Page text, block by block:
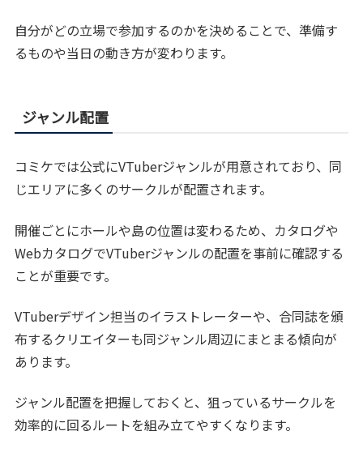
自分がどの立場で参加するのかを決めることで、準備す
るものや当日の動き方が変わります。
ジャンル配置
コミケでは公式にVTuberジャンルが用意されており、同
じエリアに多くのサークルが配置されます。
開催ごとにホールや島の位置は変わるため、カタログや
WebカタログでVTuberジャンルの配置を事前に確認する
ことが重要です。
VTuberデザイン担当のイラストレーターや、合同誌を頒
布するクリエイターも同ジャンル周辺にまとまる傾向が
あります。
ジャンル配置を把握しておくと、狙っているサークルを
効率的に回るルートを組み立てやすくなります。